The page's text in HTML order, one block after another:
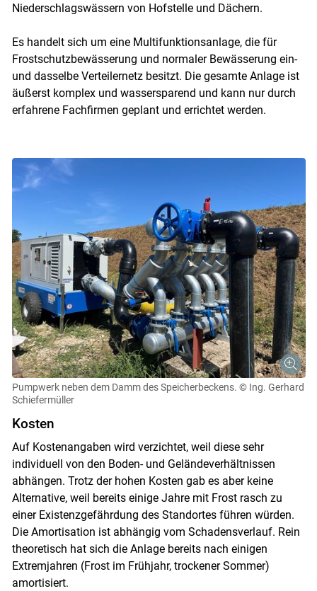
Niederschlagswässern von Hofstelle und Dächern.
Es handelt sich um eine Multifunktionsanlage, die für
Frostschutzbewässerung und normaler Bewässerung ein-
und dasselbe Verteilernetz besitzt. Die gesamte Anlage ist
äußerst komplex und wassersparend und kann nur durch
erfahrene Fachfirmen geplant und errichtet werden.
Pumpwerk neben dem Damm des Speicherbeckens. © Ing. Gerhard
Schiefermüller
Kosten
Auf Kostenangaben wird verzichtet, weil diese sehr
individuell von den Boden- und Geländeverhältnissen
abhängen. Trotz der hohen Kosten gab es aber keine
Alternative, weil bereits einige Jahre mit Frost rasch zu
einer Existenzgefährdung des Standortes führen würden.
Die Amortisation ist abhängig vom Schadensverlauf. Rein
theoretisch hat sich die Anlage bereits nach einigen
Extremjahren (Frost im Frühjahr, trockener Sommer)
amortisiert.